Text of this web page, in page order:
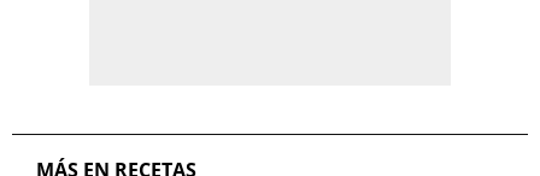
MÁS EN RECETAS